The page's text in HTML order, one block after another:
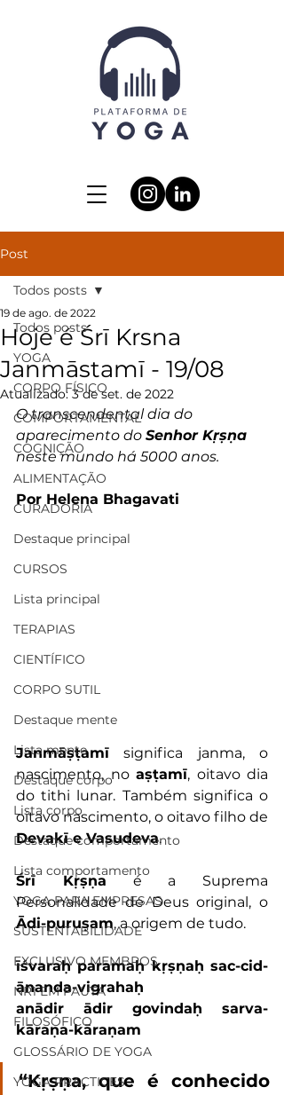
Post
Todos posts
YOGA
CORPO FÍSICO
COMPORTAMENTAL
COGNIÇÃO
ALIMENTAÇÃO
CURADORIA
Destaque principal
CURSOS
Lista principal
TERAPIAS
CIENTÍFICO
CORPO SUTIL
Destaque mente
Lista mente
Destaque corpo
Lista corpo
Destaque comportamento
Lista comportamento
YOGA PARA EMPRESAS
SUSTENTABILIDADE
EXCLUSIVO MEMBROS
NR1 EM PAUTA
FILOSÓFICO
GLOSSÁRIO DE YOGA
YOGA PRACTICES
Todos posts
Hoje é Śrī Krsna
Janmāstamī - 19/08
19 de ago. de 2022
Atualizado:3 de set. de 2022
O transcendental dia do
aparecimento do Senhor Kṛṣṇa
neste mundo há 5000 anos.
Por Helena Bhagavati
Janmāṣṭamī significa janma, o
nascimento, no aṣṭamī, oitavo dia
do tithi lunar. Também significa o
Devakī e Vasudeva.
Śrī Kṛṣṇa é a Suprema
Ādi-puruṣam, a origem de tudo.
īśvaraḥ paramaḥ kṛṣṇaḥ sac-cid-
ānanda-vigrahaḥ
anādir ādir govindaḥ sarva-
kāraṇa-kāraṇam
“Kṛṣṇa, que é conhecido